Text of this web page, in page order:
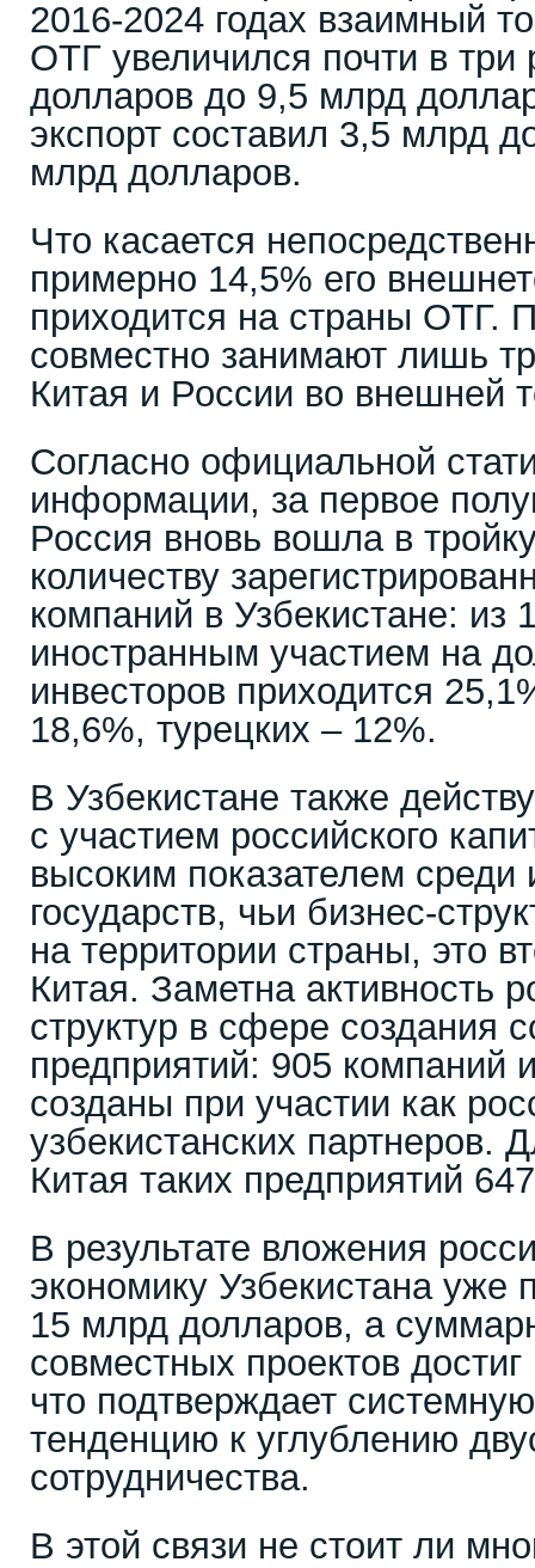
2016-2024 годах взаимный
ОТГ увеличился почти в три
долларов до 9,5 млрд
экспорт составил 3,5 млрд
млрд долларов.
Что касается
примерно 14,5% его
приходится на страны ОТГ.
совместно занимают лишь
Китая и России во внешней
Согласно официальной
информации, за первое
Россия вновь вошла в
количеству
компаний в Узбекистане: из
иностранным участием на
инвесторов приходится
18,6%, турецких – 12%.
В Узбекистане также
с участием российского
высоким показателем среди
государств, чьи бизнес-
на территории страны, это
Китая. Заметна активность
структур в сфере создания
предприятий: 905 компаний
созданы при участии как
узбекистанских партнеров.
Китая таких предприятий
В результате вложения
экономику Узбекистана уже
15 млрд долларов, а
совместных проектов
что подтверждает
тенденцию к углублению
сотрудничества.
В этой связи не стоит ли